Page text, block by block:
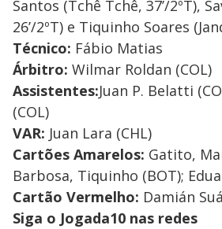
Santos (Tchê Tchê, 37’/2ºT),
26’/2ºT) e Tiquinho Soares
Técnico: Fábio Matias
Árbitro: Wilmar Roldan (COL)
Assistentes:Juan P. Belatti
(COL)
VAR: Juan Lara (CHL)
Cartões Amarelos: Gatito,
Barbosa, Tiquinho (BOT);
Cartão Vermelho: Damián
Siga o Jogada10 nas redes